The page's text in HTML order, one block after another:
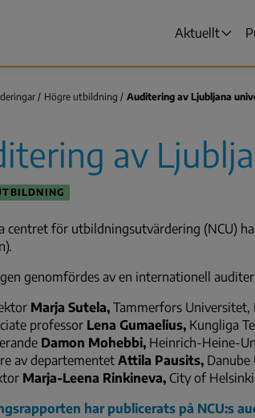
Aktuellt
Högre utbildning Auditering av Ljubljana
av
centret för utbildningsutvärdering (NCU)
genomfördes av en internationell
Marja Sutela, Tammerfors
professor Lena Gumaelius, Kungliga
Damon Mohebbi, Heinrich-Heine-
av departementet Attila Pausits,
Marja-Leena Rinkineva, City of
har publicerats på NCU:s